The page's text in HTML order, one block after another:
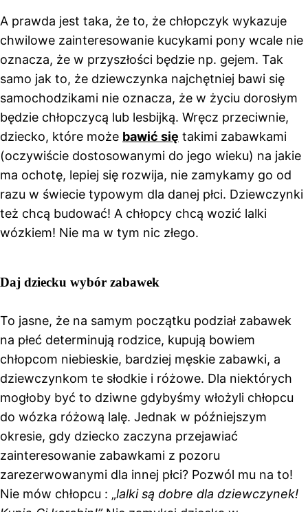
A prawda jest taka, że to, że chłopczyk wykazuje
chwilowe zainteresowanie kucykami pony wcale nie
oznacza, że w przyszłości będzie np. gejem. Tak
samo jak to, że dziewczynka najchętniej bawi się
samochodzikami nie oznacza, że w życiu dorosłym
będzie chłopczycą lub lesbijką. Wręcz przeciwnie,
dziecko, które może bawić się takimi zabawkami
(oczywiście dostosowanymi do jego wieku) na jakie
ma ochotę, lepiej się rozwija, nie zamykamy go od
razu w świecie typowym dla danej płci. Dziewczynki
też chcą budować! A chłopcy chcą wozić lalki
wózkiem! Nie ma w tym nic złego.
Daj dziecku wybór zabawek
To jasne, że na samym początku podział zabawek
na płeć determinują rodzice, kupują bowiem
chłopcom niebieskie, bardziej męskie zabawki, a
dziewczynkom te słodkie i różowe. Dla niektórych
mogłoby być to dziwne gdybyśmy włożyli chłopcu
do wózka różową lalę. Jednak w późniejszym
okresie, gdy dziecko zaczyna przejawiać
zainteresowanie zabawkami z pozoru
zarezerwowanymi dla innej płci? Pozwól mu na to!
Nie mów chłopcu : „lalki są dobre dla dziewczynek!